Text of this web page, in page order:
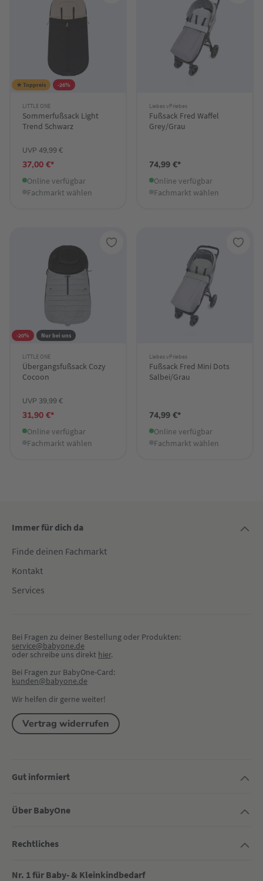
★ Toppreis -26%
LITTLE ONE
Sommerfußsack Light
Trend Schwarz
UVP 49,99 €
37,00 €*
Online verfügbar
Fachmarkt wählen
Liebes vPriebes
Fußsack Fred Waffel
Grey/Grau
74,99 €*
Online verfügbar
Fachmarkt wählen
-20% Nur bei uns
LITTLE ONE
Übergangsfußsack Cozy
Cocoon
UVP 39,99 €
31,90 €*
Online verfügbar
Fachmarkt wählen
Liebes vPriebes
Fußsack Fred Mini Dots
Salbei/Grau
74,99 €*
Online verfügbar
Fachmarkt wählen
Immer für dich da
Finde deinen Fachmarkt
Kontakt
Services
Bei Fragen zu deiner Bestellung oder Produkten:
service@babyone.de
oder schreibe uns direkt hier.
Bei Fragen zur BabyOne-Card:
kunden@babyone.de
Wir helfen dir gerne weiter!
Vertrag widerrufen
Gut informiert
Über BabyOne
Rechtliches
Nr. 1 für Baby- & Kleinkindbedarf